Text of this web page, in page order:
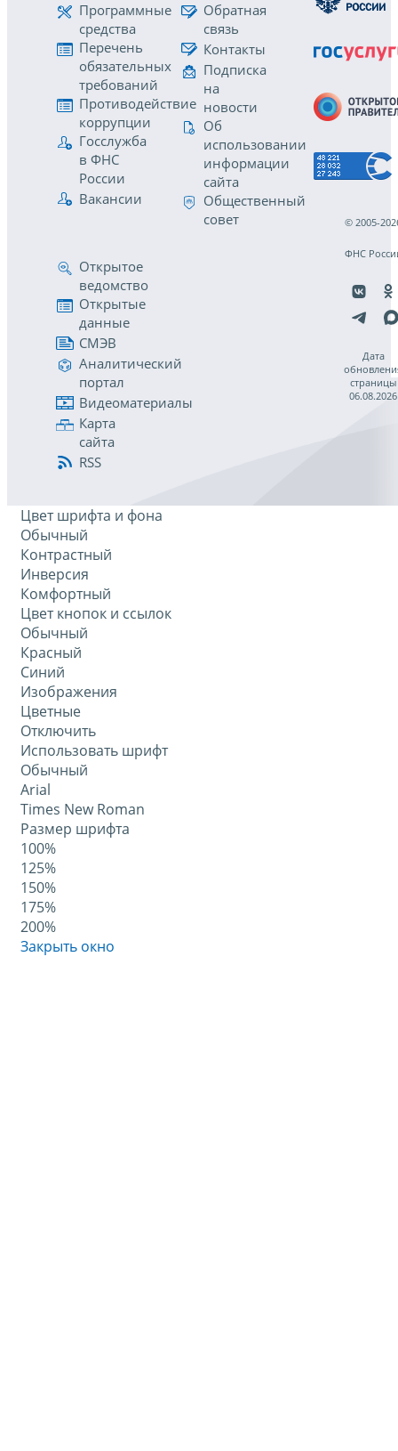
Программные
средства
Перечень
обязательных
требований
Противодействие
коррупции
Госслужба
в ФНС
России
Вакансии
Обратная
связь
Контакты
Подписка
на
новости
Об
использовании
информации
сайта
Общественный
совет
Открытое
ведомство
Открытые
данные
СМЭВ
Аналитический
портал
Видеоматериалы
Карта
сайта
RSS
© 2005-
ФНС
Дата
страницы
06.08.2026
Цвет шрифта и фона
Обычный
Контрастный
Инверсия
Комфортный
Цвет кнопок и ссылок
Обычный
Красный
Синий
Изображения
Цветные
Отключить
Использовать шрифт
Обычный
Arial
Times New Roman
Размер шрифта
100%
125%
150%
175%
200%
Закрыть окно